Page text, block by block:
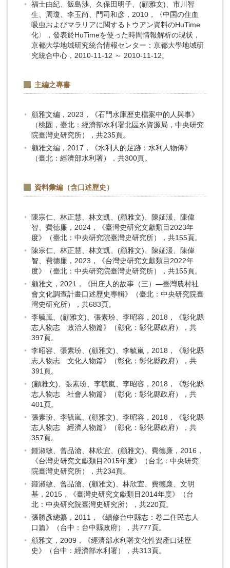
福士由紀、飯島渉、久保田明子、(顧雅文)、市川智
生、周瓊、李玉尚、門司和彦，2010，〈中国の住血
吸虫およびマラリアに関するトウアン資料のHuTime
化〉，發表於HuTimeを使った時間情報解析の現状，
京都大学地域研究統合情報センター：京都大學地域研
究統合中心，2010-11-12 ～ 2010-11-12。
主編之專書
顧雅文編，2023，《石門水庫歷史檔案中的人與事》
（桃園，臺北：經濟部水利署北區水資源局，中央研究
院臺灣史研究所），共235頁。
顧雅文編，2017，《水利人的足跡：水利人物傳》
（臺北：經濟部水利署），共300頁。
資料彙編（含口述歷史）
陳宗仁、林正慧、林文凱、(顧雅文)、陳姃湲、陳偉
智、費德廉，2024，《臺灣史研究文獻類目2023年
度》（臺北：中央研究院臺灣史研究所），共155頁。
陳宗仁、林正慧、林文凱、(顧雅文)、陳姃湲、陳偉
智、費德廉，2023，《台灣史研究文獻類目2022年
度》（臺北：中央研究院臺灣史研究所），共155頁。
顧雅文，2021，《田庄人的故事（三）—臺灣農村社
會文化調查計畫口述歷史專輯》（臺北：中央研究院臺
灣史研究所），共683頁。
李毓嵐、(顧雅文)、張素玢、李昭容，2018，《彰化縣
志人物志 政治人物篇》（彰化：彰化縣政府），共
397頁。
李昭容、張素玢、(顧雅文)、李毓嵐，2018，《彰化縣
志人物志 文化人物篇》（彰化：彰化縣政府），共
391頁。
(顧雅文)、張素玢、李毓嵐、李昭容，2018，《彰化縣
志人物志 社會人物篇》（彰化：彰化縣政府），共
401頁。
張素玢、李毓嵐、(顧雅文)、李昭容，2018，《彰化縣
志人物志 經濟人物篇》（彰化：彰化縣政府），共
357頁。
鍾淑敏、曾品滄、林欣宜、(顧雅文)、費德廉，2016，
《台灣史研究文獻類目2015年度》（台北：中央研究
院臺灣史研究所），共234頁。
鍾淑敏、曾品滄、(顧雅文)、林欣宜、費德廉、文明
基，2015，《臺灣史研究文獻類目2014年度》（台
北：中央研究院臺灣史研究所），共220頁。
張勝彥總纂，2011，《續修台中縣志：卷二住民志人
口篇》（台中：台中縣政府），共777頁。
顧雅文，2009，《經濟部水利署文化性資產口述歷
史》（台中：經濟部水利署），共313頁。